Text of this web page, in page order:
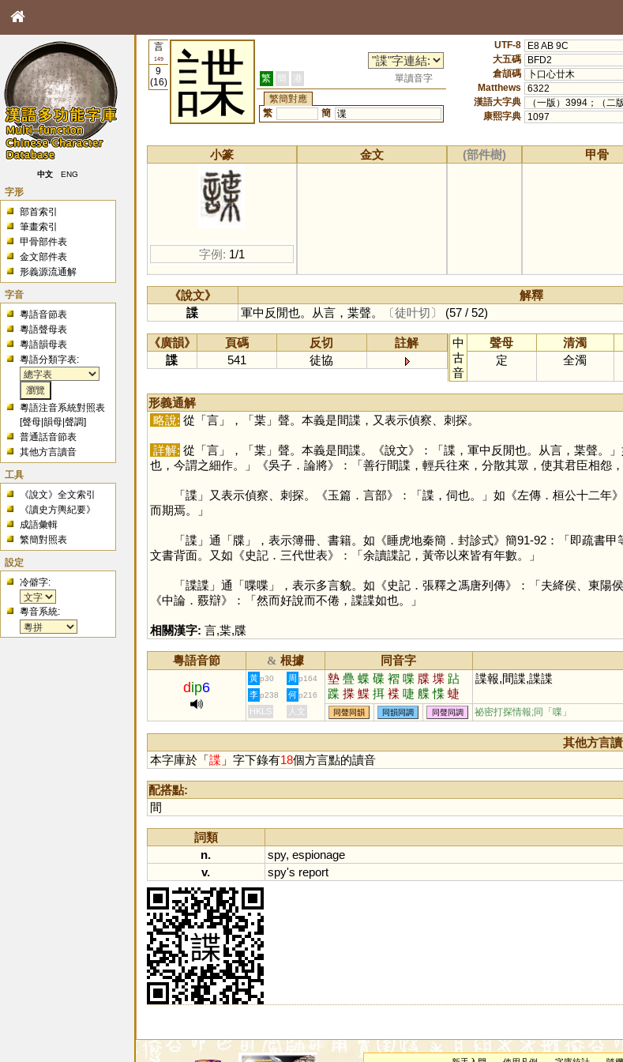
中文 ENG
字形
部首索引
筆畫索引
甲骨部件表
金文部件表
形義源流通解
字音
粵語音節表
粵語聲母表
粵語韻母表
粵語分類字表:
粵語注音系統對照表
[聲母 |韻母 |聲調]
普通話音節表
其他方言讀音
工具
《說文》全文索引
《讀史方輿紀要》
成語彙輯
繁簡對照表
設定
冷僻字:
粵音系統:
言
149
9
(16)
諜 繁 簡 港
單讀音字
繁簡對應
繁
簡 谍
UTF-8
E8 AB 9C
大五碼
BFD2
倉頡碼
卜口心廿木
Matthews
6322
漢語大字典
（一版）3994；（二
康熙字典
1097
小篆
字例: 1/1
金文 (部件樹) 甲骨
《說文》 解釋
諜
軍中反閒也。从言，枼聲。 〔徒叶切〕 (57 / 52)
《廣韻》 頁碼 反切
註解
諜
541 徒協
中
古
音
聲母 清濁
定
全濁
形義通解
略說: 從「言」，「枼」聲。本義是間諜，又表示偵察、刺探。
詳解: 從「言」，「枼」聲。本義是間諜。《說文》：「諜，軍中反閒也。从言，枼聲。
也，今謂之細作。」《吳子．論將》：「善行間諜，輕兵往來，分散其眾，使其君臣相怨
「諜 」又表示偵察、刺探。《玉篇．言部》：「諜，伺也。」如《左傳．桓公十二
而期焉。」
「諜 」通「牒 」，表示簿冊、書籍。如《睡虎地秦簡．封診式》簡91-92：「即疏書
文書背面。又如《史記．三代世表》：「余讀諜記，黃帝以來皆有年數。」
「諜諜」通「喋喋」，表示多言貌。如《史記．張釋之馮唐列傳》：「夫絳侯、東陽
《中論．覈辯》：「然而好說而不倦，諜諜如也。」
相關漢字: 言,枼,牒
粵語音節 & 根據 同音字
dip6
黃 p30 周 p164 墊 疊 蝶 碟 褶 喋 牒 堞 跕
蹀 揲 鰈 挕 褋 啑 艓 惵 蜨
楪
諜報,間諜,諜諜
李 p238 何 p216
HKLS 人文 同聲同韻 同韻同調 同聲同調 祕密打探情報;同「喋 」
其他方言
本字庫於「諜 」字下錄有18個方言點的讀音
配搭點:
間
詞類
n.
spy, espionage
v.
spy's report